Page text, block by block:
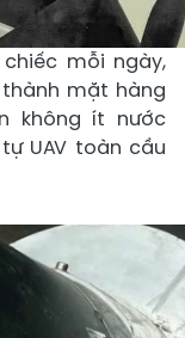
mỗi ngày,
mặt hàng
không ít nước
UAV toàn cầu